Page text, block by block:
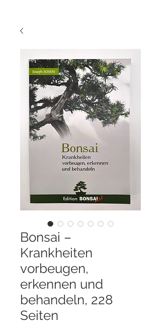
Bonsai –
Krankheiten
vorbeugen,
erkennen und
behandeln, 228
Seiten